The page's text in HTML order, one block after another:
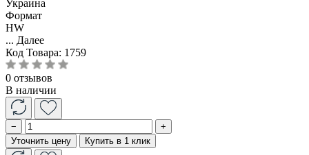
Украина
Формат
HW
... Далее
Код Товара: 1759
0 отзывов
В наличии
−
+
Уточнить цену
Купить в 1 клик